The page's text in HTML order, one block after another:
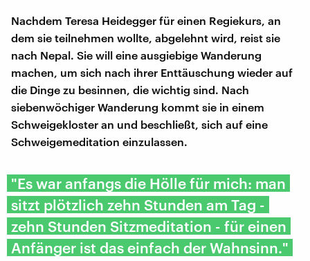
Nachdem Teresa Heidegger für einen Regiekurs, an
dem sie teilnehmen wollte, abgelehnt wird, reist sie
nach Nepal. Sie will eine ausgiebige Wanderung
machen, um sich nach ihrer Enttäuschung wieder auf
die Dinge zu besinnen, die wichtig sind. Nach
siebenwöchiger Wanderung kommt sie in einem
Schweigekloster an und beschließt, sich auf eine
Schweigemeditation einzulassen.
"Es war anfangs die Hölle für mich: man
sitzt plötzlich zehn Stunden am Tag -
zehn Stunden Sitzmeditation - für einen
Anfänger ist das einfach der Wahnsinn."